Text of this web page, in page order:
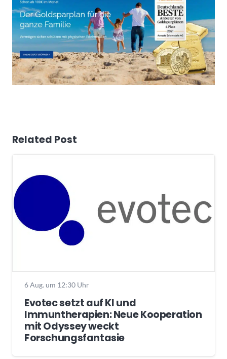
Related Post
6 Aug. um 12:30 Uhr
Evotec setzt auf KI und
Immuntherapien: Neue Kooperation
mit Odyssey weckt
Forschungsfantasie